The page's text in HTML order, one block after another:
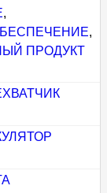
,
,
ПРОДУКТ